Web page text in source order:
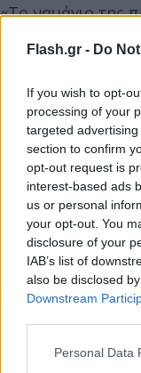
Flash.gr - Do
If you wish to opt-
processing of your
targeted
section to confirm
opt-out request is
interest-based ads
us or personal
your opt-out. You
disclosure of your
IAB’s list of
also be disclosed
Downstream
Please note that
Personal Data
«Το ναυάγιο της
ακόμη έκκληση
επείγουσα
δουλειά μας με
διπλασιάσουμε
καταπολέμηση
περιορίσουμε
υπερπλήρη και
εργαστούμε σε
δίνοντας τέλος
ατυχή απώλεια
επιστολή της
ευρωπαίους
«Η συνεργασία